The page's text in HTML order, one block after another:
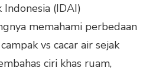
(IDAI)
memahami perbedaan
vs cacar air sejak
ciri khas ruam,